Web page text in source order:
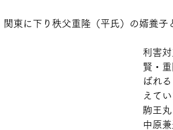
東に下り秩父重隆（平氏）の婿養子
利害
賢・
ばれ
えて
駒王
中原